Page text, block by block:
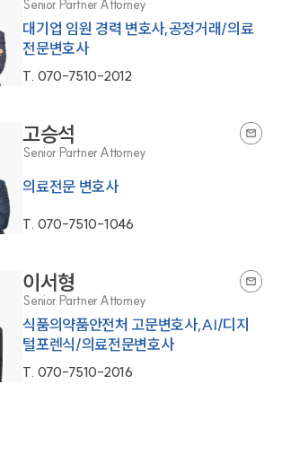
Senior Partner Attorney
대기업 임원 경력 변호사,공정거래/의료
전문변호사
T. 070-7510-2012
고승석
Senior Partner Attorney
의료전문 변호사
T. 070-7510-1046
이서형
Senior Partner Attorney
식품의약품안전처 고문변호사,AI/디지
털포렌식/의료전문변호사
T. 070-7510-2016